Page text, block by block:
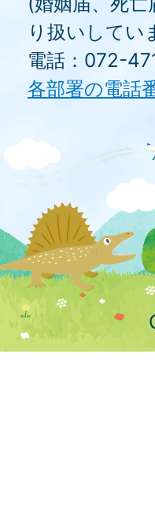
り扱いしてい
電話：072-
各部署の電話